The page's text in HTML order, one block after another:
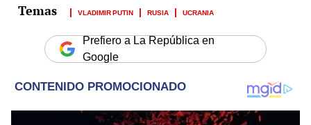
VLADIMIR PUTIN RUSIA UCRANIA
Prefiero a La República en
Google